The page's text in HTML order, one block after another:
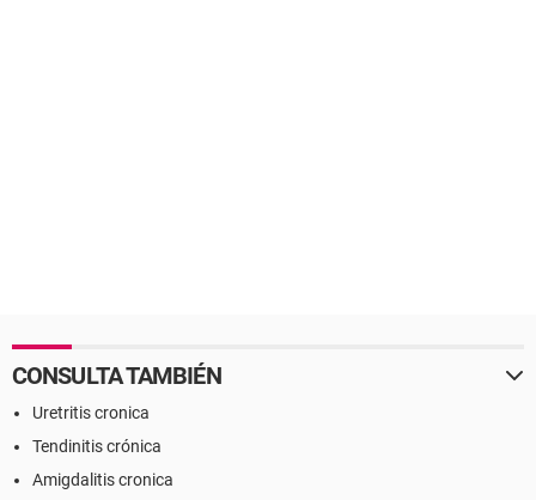
CONSULTA TAMBIÉN
Uretritis cronica
Tendinitis crónica
Amigdalitis cronica